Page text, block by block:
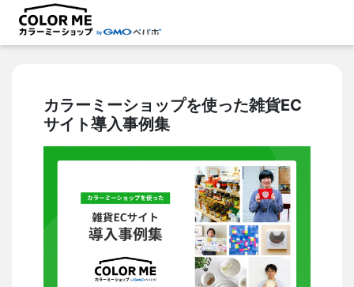
カラーミーショップを使った雑貨EC
サイト導入事例集